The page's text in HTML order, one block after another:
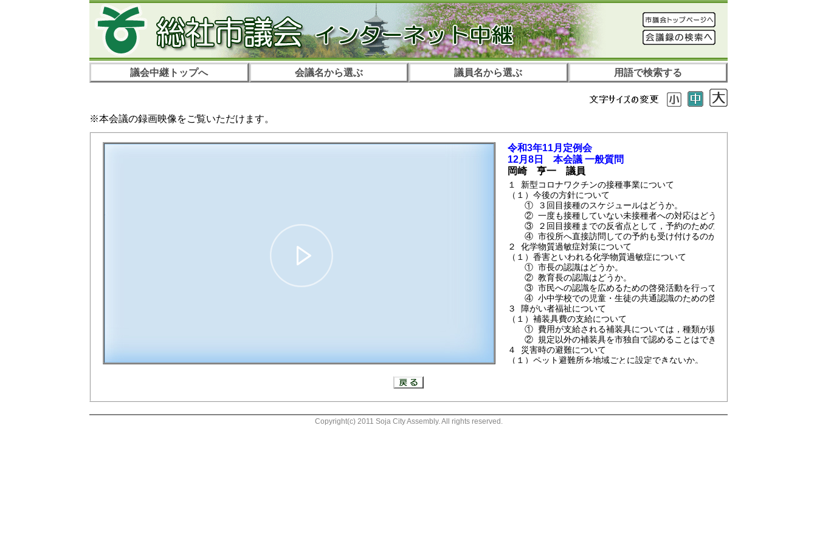
議会中継トップへ 会議名から選ぶ 議員名から選ぶ 用語で検索する
※本会議の録画映像をご覧いただけます。
令和3年11月定例会
12月8日 本会議 一般質問
岡崎 亨一 議員
１ 新型コロナワクチンの接種事業について
（１）今後の方針について
① ３回目接種のスケジュールはどうか。
② 一度も接種していない未接種者への対応はどうか。
③ ２回目接種までの反省点として，予約のための電話がつながらなかった
④ 市役所へ直接訪問しての予約も受け付けるのか。
２ 化学物質過敏症対策について
（１）香害といわれる化学物質過敏症について
① 市長の認識はどうか。
② 教育長の認識はどうか。
③ 市民への認識を広めるための啓発活動を行ってはどうか。
④ 小中学校での児童・生徒の共通認識のための啓発はどうか。
３ 障がい者福祉について
（１）補装具費の支給について
① 費用が支給される補装具については，種類が規定されているが，その根
② 規定以外の補装具を市独自で認めることはできないか。
４ 災害時の避難について
（１）ペット避難所を地域ごとに設定できないか。
Copyright(c) 2011 Soja City Assembly. All rights reserved.